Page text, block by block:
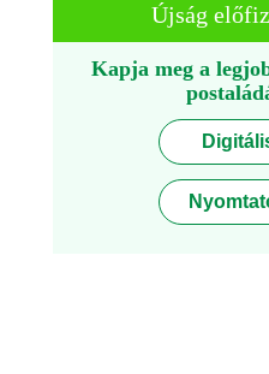
Újság
Kapja meg a